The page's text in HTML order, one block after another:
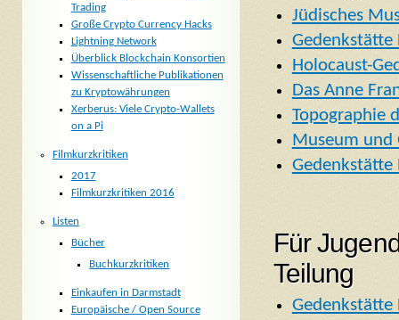
Jüdisches
Gedenkstätte
Holocaust-
Das Anne
Topographie
Museum und
Gedenkstätte
Für
Teilung
Gedenkstätte
Trading
Große Crypto Currency Hacks
Lightning Network
Überblick Blockchain Konsortien
Wissenschaftliche Publikationen
zu Kryptowährungen
Xerberus: Viele Crypto-Wallets
on a Pi
Filmkurzkritiken
2017
Filmkurzkritiken 2016
Listen
Bücher
Buchkurzkritiken
Einkaufen in Darmstadt
Europäische / Open Source